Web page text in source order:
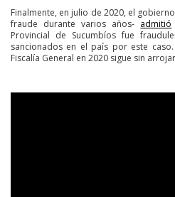
Finalmente, en julio de 2020, el
fraude durante varios años- admitió
Provincial de Sucumbíos fue
sancionados en el país por este caso.
Fiscalía General en 2020 sigue sin